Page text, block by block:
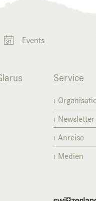
Events
Service
Newsletter
Anreise
Medien